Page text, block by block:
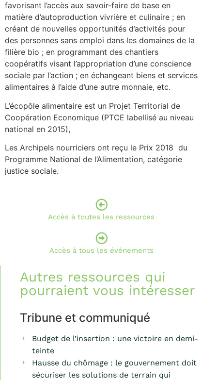
favorisant l’accès aux savoir-faire de base en
matière d’autoproduction vivrière et culinaire ; en
créant de nouvelles opportunités d’activités pour
des personnes sans emploi dans les domaines de la
filière bio ; en programmant des chantiers
coopératifs visant l’appropriation d’une conscience
sociale par l’action ; en échangeant biens et services
alimentaires à l’aide d’une autre monnaie, etc.
L’écopôle alimentaire est un Projet Territorial de
Coopération Economique (PTCE labellisé au niveau
national en 2015),
Les Archipels nourriciers ont reçu le Prix 2018 du
Programme National de l’Alimentation, catégorie
justice sociale.
Accès à toutes les ressources
Accès à tous les événements
Autres ressources qui
pourraient vous intéresser
Tribune et communiqué
Budget de l’insertion : une victoire en demi-
teinte
Hausse du chômage : le gouvernement doit
sécuriser les solutions de terrain qui